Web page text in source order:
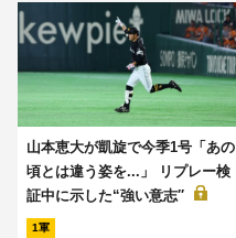
山本恵大が凱旋で今季1号「あの
頃とは違う姿を...」 リプレー検
証中に示した“強い意志′′
1軍